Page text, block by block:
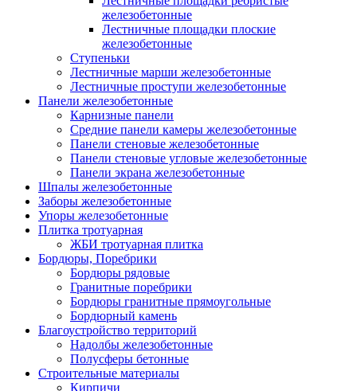
железобетонные
Лестничные площадки плоские
железобетонные
Ступеньки
Лестничные марши железобетонные
Лестничные проступи железобетонные
Панели железобетонные
Карнизные панели
Средние панели камеры железобетонные
Панели стеновые железобетонные
Панели стеновые угловые железобетонные
Панели экрана железобетонные
Шпалы железобетонные
Заборы железобетонные
Упоры железобетонные
Плитка тротуарная
ЖБИ тротуарная плитка
Бордюры, Поребрики
Бордюры рядовые
Гранитные поребрики
Бордюры гранитные прямоугольные
Бордюрный камень
Благоустройство территорий
Надолбы железобетонные
Полусферы бетонные
Строительные материалы
Кирпичи